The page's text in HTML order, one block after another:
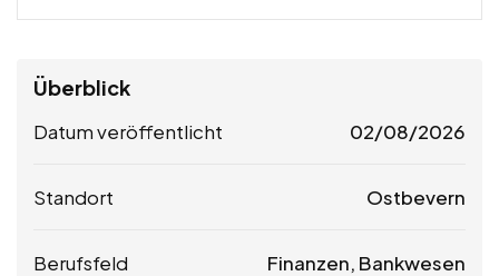
Überblick
Datum veröffentlicht 02/08/2026
Standort Ostbevern
Berufsfeld Finanzen, Bankwesen